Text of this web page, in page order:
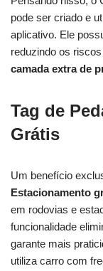
pode ser criado e
aplicativo. Ele
reduzindo os
camada extra de
Tag de
Grátis
Um benefício
Estacionamento
em rodovias e
funcionalidade
garante mais
utiliza carro com